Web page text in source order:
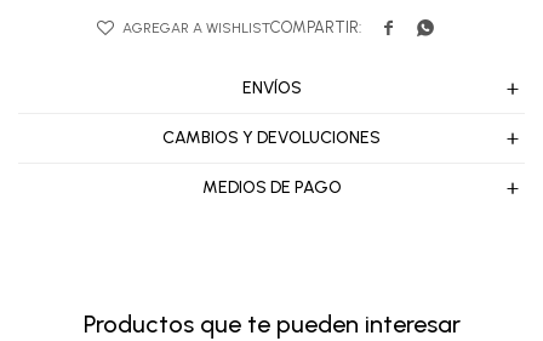
 
ENVÍOS
CAMBIOS Y DEVOLUCIONES
MEDIOS DE PAGO
Productos que te pueden interesar